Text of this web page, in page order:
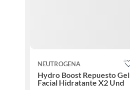
NEUTROGENA
Hydro Boost Repuesto Gel
Facial Hidratante X2 Und